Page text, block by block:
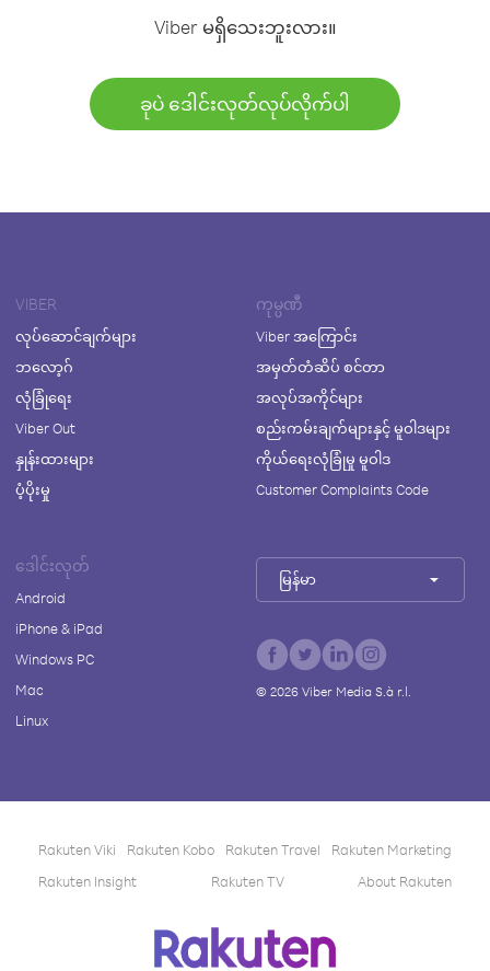
Viber မရှိသေးဘူးလား။
ခုပဲ ဒေါင်းလုတ်လုပ်လိုက်ပါ
VIBER
လုပ်ဆောင်ချက်များ
ဘလော့ဂ်
လုံခြုံရေး
Viber Out
နှုန်းထားများ
ပံ့ပိုးမှု
ကုမ္ပဏီ
Viber အကြောင်း
အမှတ်တံဆိပ် စင်တာ
အလုပ်အကိုင်များ
စည်းကမ်းချက်များနှင့် မူဝါဒများ
ကိုယ်ရေးလုံခြုံမှု မူဝါဒ
Customer Complaints Code
ဒေါင်းလုတ်
Android
iPhone & iPad
Windows PC
Mac
Linux
မြန်မာ
© 2026Viber Media S.à r.l.
Rakuten Viki Rakuten Kobo Rakuten Travel
Rakuten Marketing
Rakuten Insight
Rakuten TV About Rakuten